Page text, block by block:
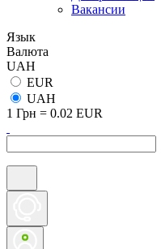
Вакансии
Язык
Валюта
UAH
EUR
UAH
1 Грн = 0.02 EUR